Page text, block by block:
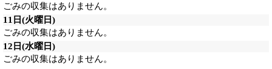
ごみの収集はありません。
11日(火曜日)
ごみの収集はありません。
12日(水曜日)
ごみの収集はありません。